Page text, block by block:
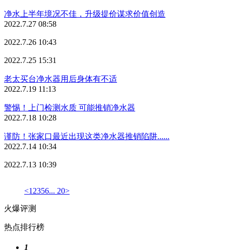
净水上半年境况不佳，升级提价谋求价值创造
2022.7.27 08:58
2022.7.26 10:43
2022.7.25 15:31
老太买台净水器用后身体有不适
2022.7.19 11:13
警惕！上门检测水质 可能推销净水器
2022.7.18 10:28
谨防！张家口最近出现这类净水器推销陷阱......
2022.7.14 10:34
2022.7.13 10:39
<1 2356... 20>
火爆评测
热点排行榜
1